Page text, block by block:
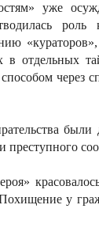
уже
роль
в отдельных
через
у